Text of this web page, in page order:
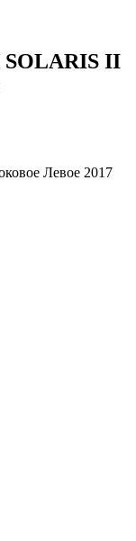
SOLARIS II
Левое 2017